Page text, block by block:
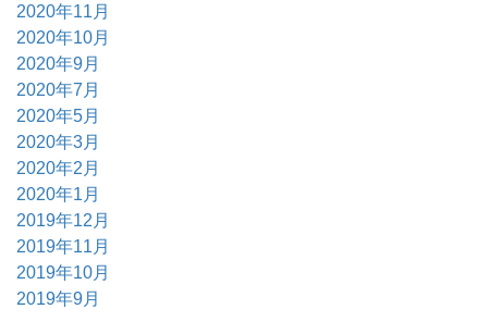
2020年11月
2020年10月
2020年9月
2020年7月
2020年5月
2020年3月
2020年2月
2020年1月
2019年12月
2019年11月
2019年10月
2019年9月